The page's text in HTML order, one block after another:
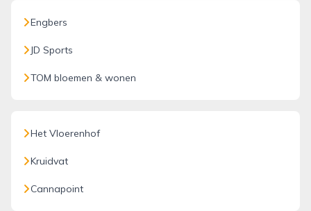
Engbers
JD Sports
TOM bloemen & wonen
Het Vloerenhof
Kruidvat
Cannapoint